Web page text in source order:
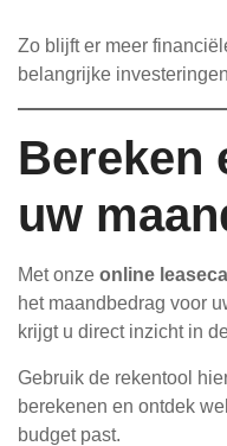
Zo blijft er meer
belangrijke
Bereken
uw
Met onze online
het maandbedrag voor
krijgt u direct inzicht in
Gebruik de rekentool
berekenen en ontdek
budget past.